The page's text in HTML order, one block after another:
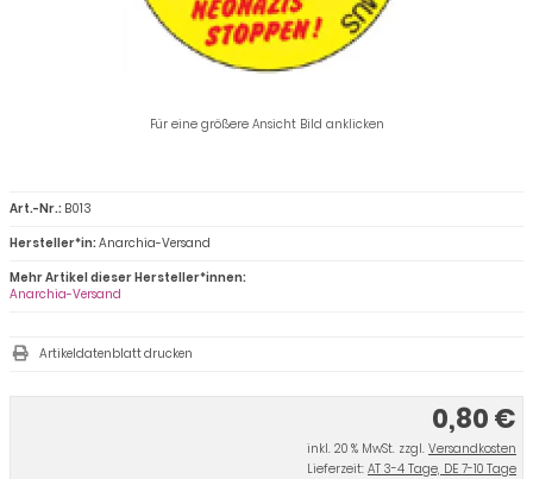
Für eine größere Ansicht Bild anklicken
0,80 €
inkl. 20 % MwSt. zzgl. Versandkosten
Lieferzeit: AT 3-4 Tage, DE 7-10 Tage
Art.-Nr.: B013
Hersteller*in:Anarchia-Versand
Mehr Artikel dieser Hersteller*innen:
Anarchia-Versand
Artikeldatenblatt drucken